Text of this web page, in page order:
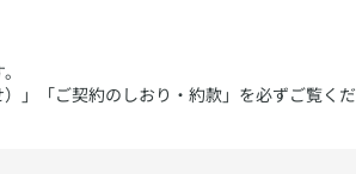
」「ご契約のしおり・約款」を必ずご覧くだ